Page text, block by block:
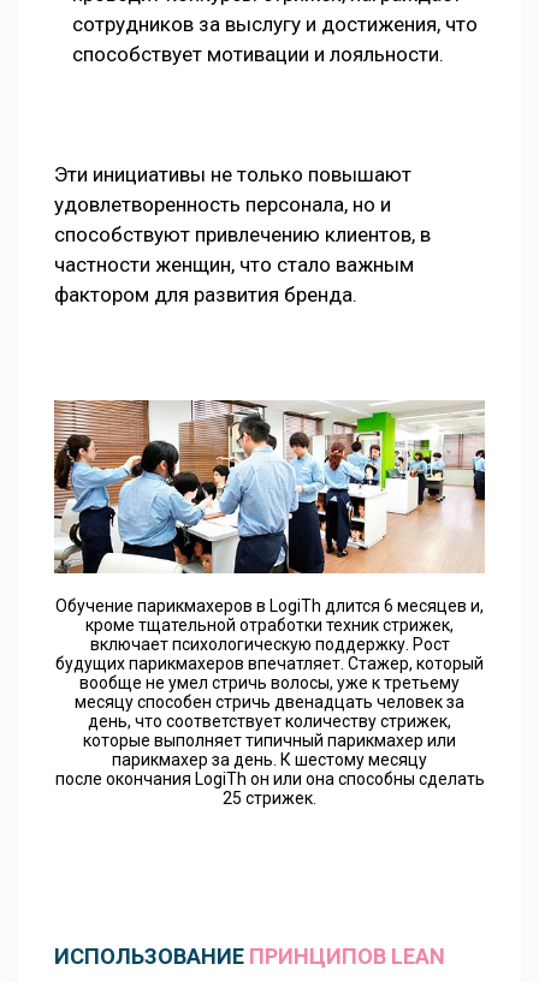
сотрудников за выслугу и достижения, что
способствует мотивации и лояльности.
Эти инициативы не только повышают
удовлетворенность персонала, но и
способствуют привлечению клиентов, в
частности женщин, что стало важным
фактором для развития бренда.
Обучение парикмахеров в LogiTh длится 6 месяцев и,
кроме тщательной отработки техник стрижек,
включает психологическую поддержку. Рост
будущих парикмахеров впечатляет. Стажер, который
вообще не умел стричь волосы, уже к третьему
месяцу способен стричь двенадцать человек за
день, что соответствует количеству стрижек,
которые выполняет типичный парикмахер или
парикмахер за день. К шестому месяцу
после окончания LogiTh он или она способны сделать
25 стрижек.
ИСПОЛЬЗОВАНИЕ ПРИНЦИПОВ LEAN